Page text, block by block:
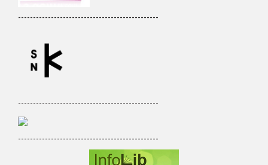
-----------------------------------------------
-----------------------------------------------
-----------------------------------------------